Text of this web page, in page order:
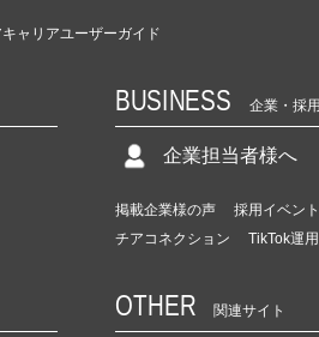
ャリアユーザーガイド
BUSINESS 企業・採
企業担当者様へ
掲載企業様の声 採用イベント
チアコネクション
TikTok運用
OTHER 関連サイト